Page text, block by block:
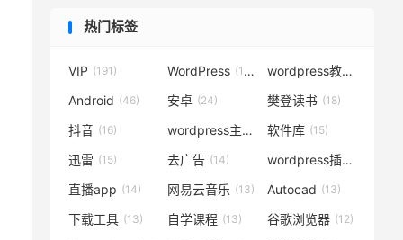
热门标签
VIP (191) WordPress (119) wordpress教程
Android (46) 安卓 (24) 樊登读书 (18)
抖音 (16) wordpress主题 (15)
软件库 (15)
迅雷 (15) 去广告 (14) wordpress插件
直播app (14) 网易云音乐 (13) Autocad (13)
下载工具 (13) 自学课程 (13) 谷歌浏览器 (12)